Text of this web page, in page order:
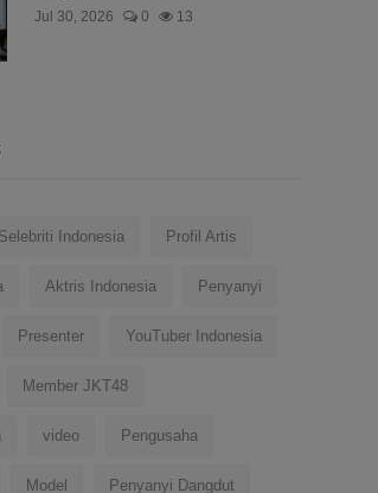
Jul 30, 2026 0 13
Selebriti Indonesia Profil Artis
Aktris Indonesia Penyanyi
Presenter YouTuber Indonesia
Member JKT48
video Pengusaha
Model Penyanyi Dangdut